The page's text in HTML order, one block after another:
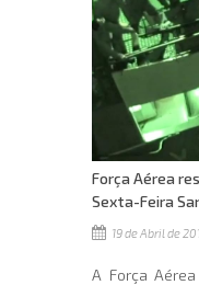
Força Aérea
Sexta-Feira
19 de Abril de
A Força